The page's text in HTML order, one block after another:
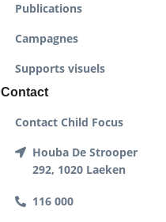
Publications
Campagnes
Supports visuels
Contact
Contact Child Focus
Houba De Strooper
292, 1020 Laeken
116 000